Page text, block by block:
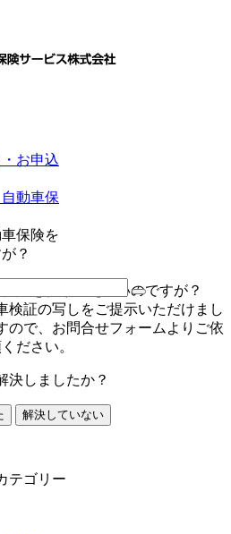
お申込
動車保
保険を
？
険を切り替えたいのですが？
検証の写しをご提示いただけまし
ので、お問合せフォームよりご依
ださい。
決しましたか？
解決していない
テゴリー